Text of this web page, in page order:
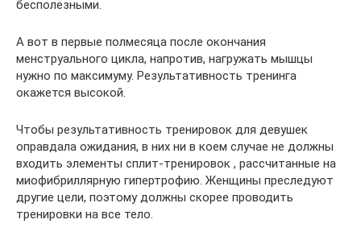
бесполезными.
А вот в первые полмесяца после окончания
менструального цикла, напротив, нагружать мышцы
нужно по максимуму. Результативность тренинга
окажется высокой.
Чтобы результативность тренировок для девушек
оправдала ожидания, в них ни в коем случае не должны
входить элементы сплит-тренировок , рассчитанные на
миофибриллярную гипертрофию. Женщины преследуют
другие цели, поэтому должны скорее проводить
тренировки на все тело.